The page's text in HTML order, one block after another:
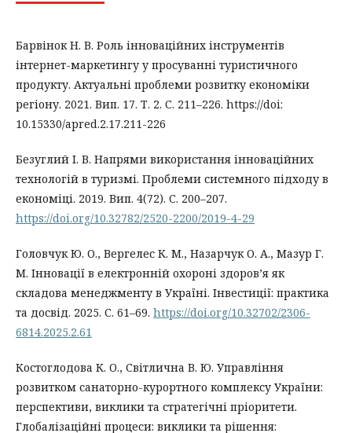
Барвінок Н. В. Роль інноваційних інструментів
інтернет-маркетингу у просуванні туристичного
продукту. Актуальні проблеми розвитку економіки
регіону. 2021. Вип. 17. Т. 2. С. 211–226. https://doi:
10.15330/apred.2.17.211-226
Безуглий І. В. Напрями використання інноваційних
технологій в туризмі. Проблеми системного підходу в
економіці. 2019. Вип. 4(72). С. 200–207.
https://doi.org/10.32782/2520-2200/2019-4-29
Головчук Ю. О., Вергелес К. М., Назарчук О. А., Мазур Г.
М. Інновації в електронній охороні здоров’я як
складова менеджменту в Україні. Інвестиції: практика
та досвід. 2025. С. 61–69. https://doi.org/10.32702/2306-
6814.2025.2.61
Костоглодова К. О., Світлична В. Ю. Управління
розвитком санаторно-курортного комплексу України:
перспективи, виклики та стратегічні пріоритети.
Глобалізаційні процеси: виклики та рішення: